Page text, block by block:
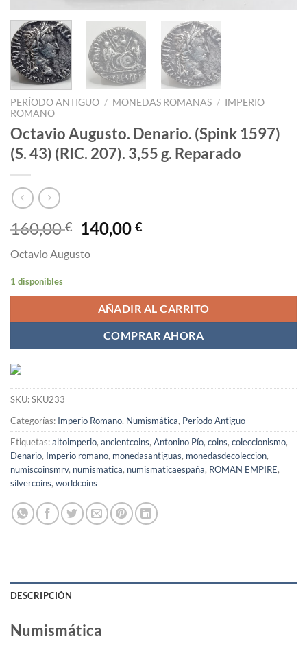
PERÍODO ANTIGUO / MONEDAS ROMANAS / IMPERIO
ROMANO
Octavio Augusto. Denario. (Spink 1597)
(S. 43) (RIC. 207). 3,55 g. Reparado
160,00€
El
precio
original
160,00 €.
140,00€El
140,00 €.
Octavio Augusto
1 disponibles
AÑADIR AL CARRITO
COMPRAR AHORA
SKU:SKU233
Categorías: Imperio Romano, Numismática, Período Antiguo
Etiquetas:altoimperio, ancientcoins, Antonino Pío, coins, coleccionismo,
Denario, Imperio romano, monedasantiguas, monedasdecoleccion,
numiscoinsmrv, numismatica, numismaticaespaña, ROMAN EMPIRE,
silvercoins, worldcoins
DESCRIPCIÓN
Numismática